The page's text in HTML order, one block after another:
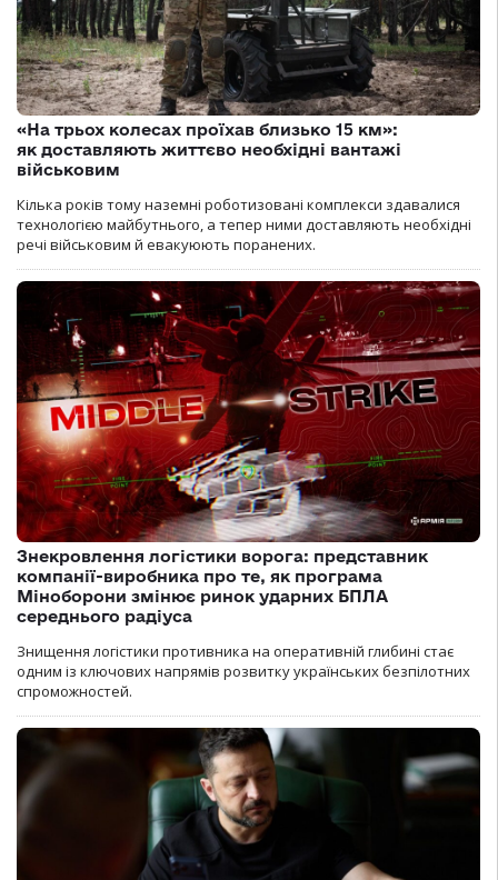
«На трьох колесах проїхав близько 15 км»:
як доставляють життєво необхідні вантажі
військовим
Кілька років тому наземні роботизовані комплекси здавалися
технологією майбутнього, а тепер ними доставляють необхідні
речі військовим й евакуюють поранених.
Знекровлення логістики ворога: представник
компанії-виробника про те, як програма
Міноборони змінює ринок ударних БПЛА
середнього радіуса
Знищення логістики противника на оперативній глибині стає
одним із ключових напрямів розвитку українських безпілотних
спроможностей.